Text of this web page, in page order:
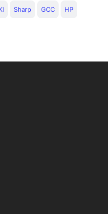
Sharp GCC HP